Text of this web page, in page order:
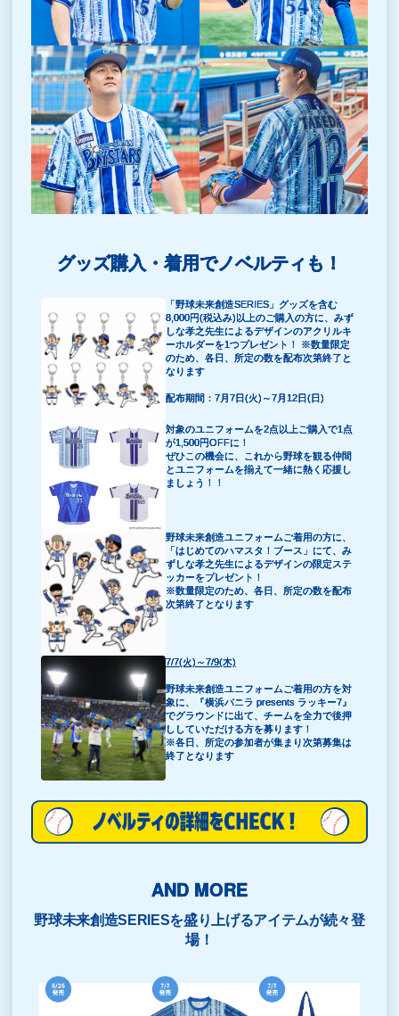
グッズ購入・着用でノベルティも！
「野球未来創造SERIES」グッズを含む
8,000円(税込み)以上のご購入の方に、みず
しな孝之先生によるデザインのアクリルキ
ーホルダーを1つプレゼント！ ※数量限定
のため、各日、所定の数を配布次第終了と
なります
配布期間：7月7日(火)～7月12日(日)
対象のユニフォームを2点以上ご購入で1点
が1,500円OFFに！
ぜひこの機会に、これから野球を観る仲間
とユニフォームを揃えて一緒に熱く応援し
ましょう！！
野球未来創造ユニフォームご着用の方に、
「はじめてのハマスタ！ブース」にて、み
ずしな孝之先生によるデザインの限定ステ
ッカーをプレゼント！
※数量限定のため、各日、所定の数を配布
次第終了となります
7/7(火)～7/9(木)
野球未来創造ユニフォームご着用の方を対
象に、『横浜バニラ presents ラッキー7』
でグラウンドに出て、チームを全力で後押
ししていただける方を募ります！
※各日、所定の参加者が集まり次第募集は
終了となります
AND MORE
野球未来創造SERIESを盛り上げるアイテムが続々登
場！